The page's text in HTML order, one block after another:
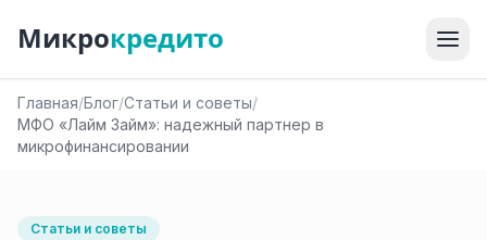
Микрокредито
Главная/Блог/Статьи и советы/
МФО «Лайм Займ»: надежный партнер в
микрофинансировании
Статьи и советы